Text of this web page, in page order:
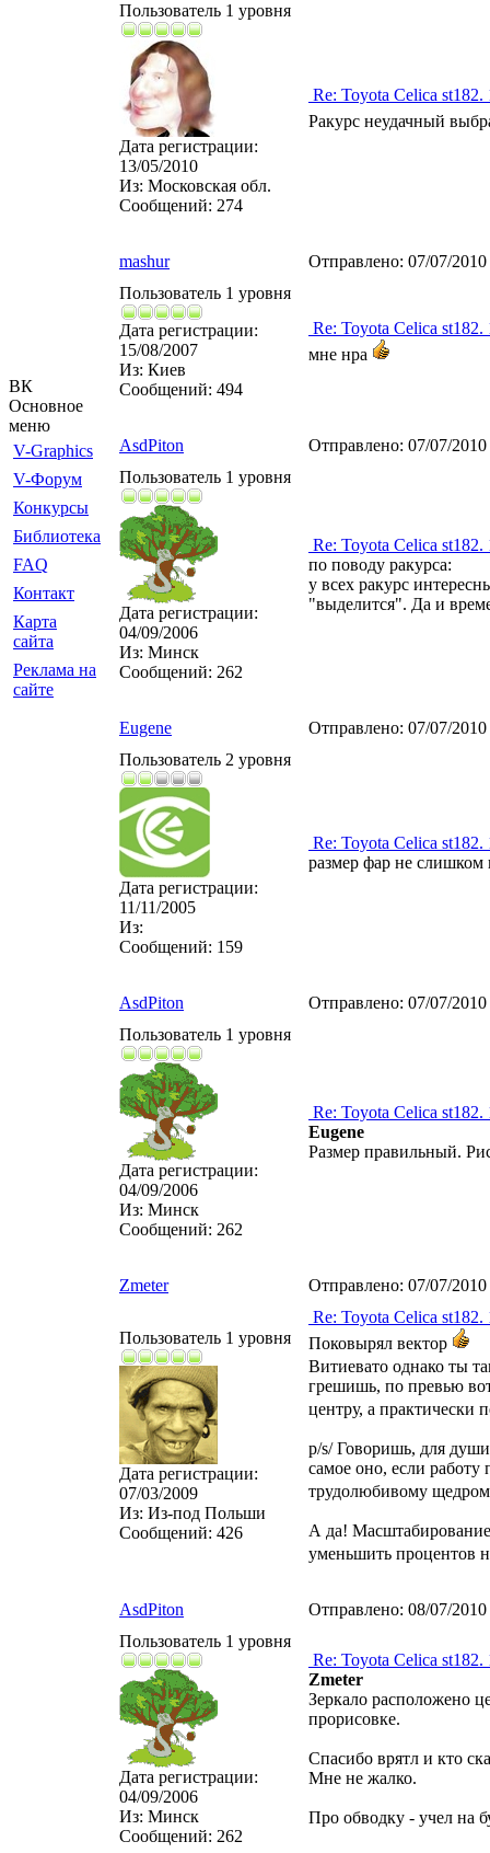
ВК
Основное
меню
V-Graphics
V-Форум
Конкурсы
Библиотека
FAQ
Контакт
Карта
сайта
Реклама на
сайте
Пользователь 1 уровня
Дата регистрации:
13/05/2010
Из: Московская обл.
Сообщений: 274
Re: Toyota Celica st182.
Ракурс неудачный
mashur Отправлено: 07/07/
Пользователь 1 уровня
Дата регистрации:
15/08/2007
Из: Киев
Сообщений: 494
Re: Toyota Celica st182.
мне нра
AsdPiton Отправлено: 07/07/
Пользователь 1 уровня
Дата регистрации:
04/09/2006
Из: Минск
Сообщений: 262
Re: Toyota Celica st182.
по поводу ракурса:
у всех ракурс
"выделится". Да и
Eugene Отправлено: 07/07/
Пользователь 2 уровня
Дата регистрации:
11/11/2005
Из:
Сообщений: 159
Re: Toyota Celica st182.
размер фар не слишком
AsdPiton Отправлено: 07/07/
Пользователь 1 уровня
Дата регистрации:
04/09/2006
Из: Минск
Сообщений: 262
Re: Toyota Celica st182.
Eugene
Размер правильный.
Zmeter Отправлено: 07/07/
Пользователь 1 уровня
Дата регистрации:
07/03/2009
Из: Из-под Польши
Сообщений: 426
Re: Toyota Celica st182.
Поковырял вектор
Витиевато однако ты
грешишь, по превью
центру, а практически
p/s/ Говоришь, для
самое оно, если работу
трудолюбивому
А да!
уменьшить процентов
AsdPiton Отправлено: 08/07/
Пользователь 1 уровня
Дата регистрации:
04/09/2006
Из: Минск
Сообщений: 262
Re: Toyota Celica st182.
Zmeter
Зеркало расположено
прорисовке.
Спасибо врятл и кто
Мне не жалко.
Про обводку - учел на